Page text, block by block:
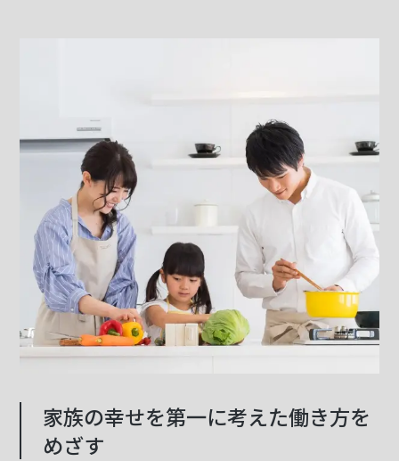
家族の幸せを第一に考えた働き方を
めざす